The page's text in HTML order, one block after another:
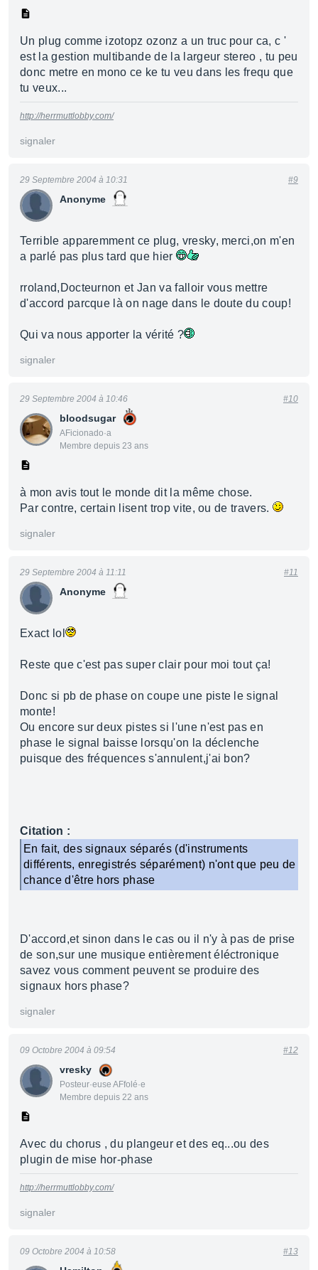
Un plug comme izotopz ozonz a un truc pour ca, c '
est la gestion multibande de la largeur stereo , tu peu
donc metre en mono ce ke tu veu dans les frequ que
tu veux...
http://herrmuttlobby.com/
signaler
Anonyme
29 Septembre 2004 à 10:31 #9
Terrible apparemment ce plug, vresky, merci,on m'en
a parlé pas plus tard que hier
rroland,Docteurnon et Jan va falloir vous mettre
d'accord parcque là on nage dans le doute du coup!
Qui va nous apporter la vérité ?
signaler
bloodsugar
AFicionado·a
Membre depuis 23 ans
29 Septembre 2004 à 10:46 #10
à mon avis tout le monde dit la même chose.
Par contre, certain lisent trop vite, ou de travers.
signaler
Anonyme
29 Septembre 2004 à 11:11 #11
Exact lol
Reste que c'est pas super clair pour moi tout ça!
Donc si pb de phase on coupe une piste le signal
monte!
Ou encore sur deux pistes si l'une n'est pas en
phase le signal baisse lorsqu'on la déclenche
puisque des fréquences s'annulent,j'ai bon?
Citation :
En fait, des signaux séparés (d'instruments
différents, enregistrés séparément) n'ont que peu de
chance d'être hors phase
D'accord,et sinon dans le cas ou il n'y à pas de prise
de son,sur une musique entièrement éléctronique
savez vous comment peuvent se produire des
signaux hors phase?
signaler
vresky
Posteur·euse AFfolé·e
Membre depuis 22 ans
09 Octobre 2004 à 09:54 #12
Avec du chorus , du plangeur et des eq...ou des
plugin de mise hor-phase
http://herrmuttlobby.com/
signaler
09 Octobre 2004 à 10:58 #13